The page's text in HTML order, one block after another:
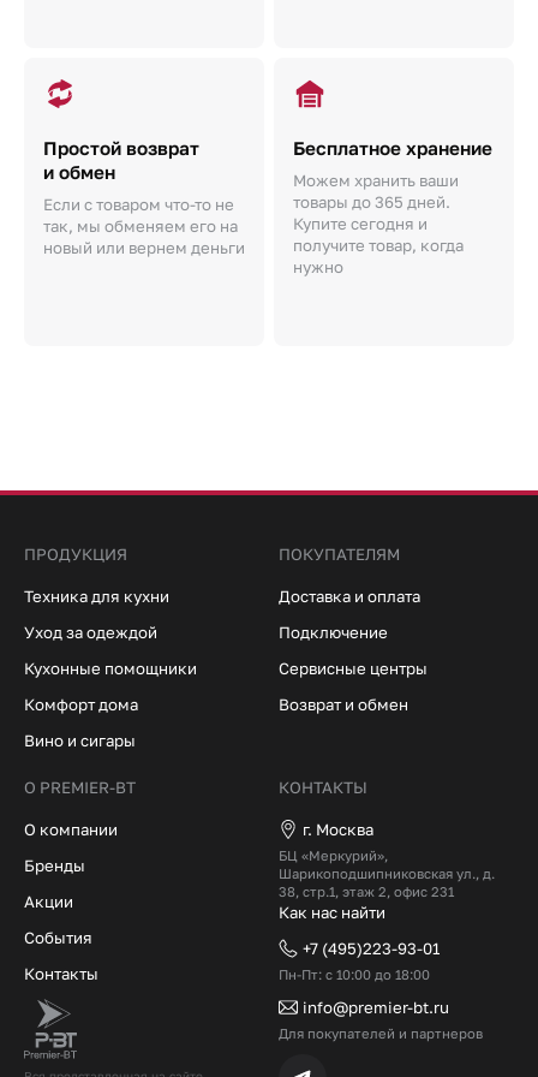
Простой возврат
и обмен
Если с товаром что-то не
так, мы обменяем его на
новый или вернем деньги
Бесплатное хранение
Можем хранить ваши
товары до 365 дней.
Купите сегодня и
получите товар, когда
нужно
ПРОДУКЦИЯ
Техника для кухни
Уход за одеждой
Кухонные помощники
Комфорт дома
Вино и сигары
ПОКУПАТЕЛЯМ
Доставка и оплата
Подключение
Сервисные центры
Возврат и обмен
О PREMIER-BT
О компании
Бренды
Акции
События
Контакты
КОНТАКТЫ
г. Москва
БЦ «Меркурий»,
Шарикоподшипниковская ул., д.
38, стр.1, этаж 2, офис 231
Как нас найти
+7 (495)223-93-01
Пн-Пт: с 10:00 до 18:00
info@premier-bt.ru
Для покупателей и партнеров